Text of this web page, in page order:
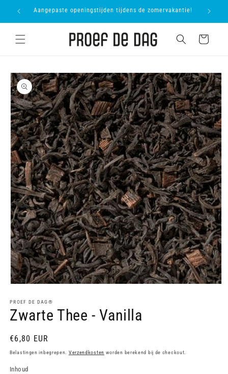
naar deAangepaste openingstijden tijdens de zomervakantie!
Winkelwagen
Ga direct naar
productinformatie
openen
in
modaal
PROEF DE DAG®
Zwarte Thee - Vanilla
Normale
prijs
€6,80 EUR
Belastingen inbegrepen. Verzendkosten worden berekend bij de checkout.
Inhoud